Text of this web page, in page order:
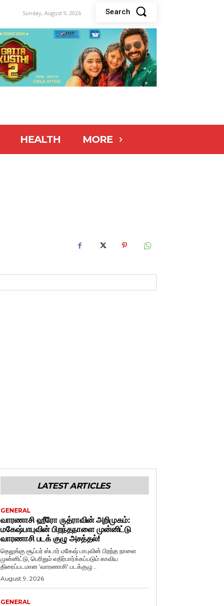
Sunday, August 9, 2026 Search
HEALTH MORE
LATEST ARTICLES
GENERAL
வாரணாசி ஹீரோ ருத்ராவின் அறிமுகம்:
மகேஷ்பாபுவின் பிறந்தநாளை முன்னிட்டு
வாரணாசி படக் குழு அசத்தல்!
தெலுங்கு சூப்பர் ஸ்டார் மகேஷ் பாபுவின் பிறந்த நாளை
முன்னிட்டு, பெரிதும் எதிர்பார்க்கப்படும் காவிய
திரைப்படமான 'வாரணாசி' படக்குழு...
August 9, 2026
GENERAL